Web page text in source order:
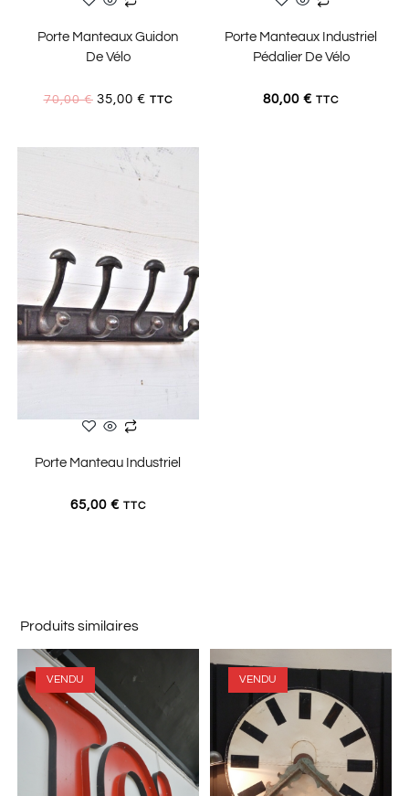
Porte Manteaux Guidon
De Vélo
70,00€ 35,00 € TTC
Porte Manteaux Industriel
Pédalier De Vélo
80,00€ TTC
Porte Manteau Industriel
65,00 € TTC
Produits similaires
VENDU VENDU